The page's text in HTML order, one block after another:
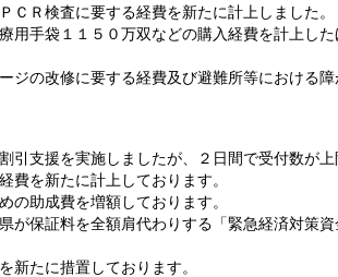
Ｒ検査に要する経費を新たに計上しました。
手袋１１５０万双などの購入経費を計上し
の改修に要する経費及び避難所等における
支援を実施しましたが、２日間で受付数が上
を新たに計上しております。
助成費を増額しております。
保証料を全額肩代わりする「緊急経済対策
たに措置しております。